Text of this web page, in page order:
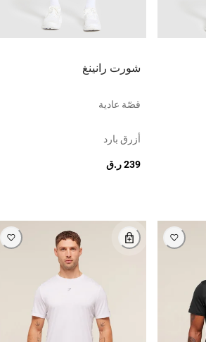
شورت رانينغ
قصّة عادية
أزرق بارد
239 ر.ق